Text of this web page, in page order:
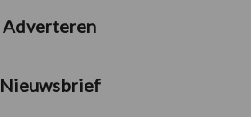
Adverteren
Nieuwsbrief